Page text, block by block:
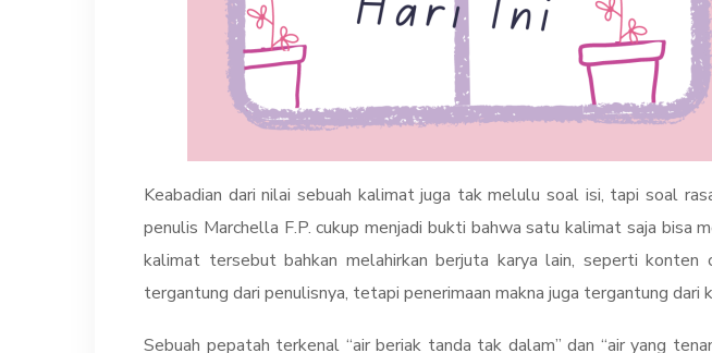
Keabadian dari nilai sebuah kalimat juga tak melulu soal isi, tapi soal
penulis Marchella F.P. cukup menjadi bukti bahwa satu kalimat saja bisa
kalimat tersebut bahkan melahirkan berjuta karya lain, seperti
tergantung dari penulisnya, tetapi penerimaan makna juga tergantung dari
Sebuah pepatah terkenal “air beriak tanda tak dalam” dan “air yang